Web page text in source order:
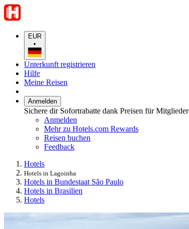
EUR
•
Unterkunft registrieren
Hilfe
Meine Reisen
Anmelden
Sichere dir Sofortrabatte dank Preisen für Mitglieder
Anmelden
Mehr zu Hotels.com Rewards
Reisen buchen
Feedback
Hotels
Hotels in Lagoinha
Hotels in Bundestaat São Paulo
Hotels in Brasilien
Hotels